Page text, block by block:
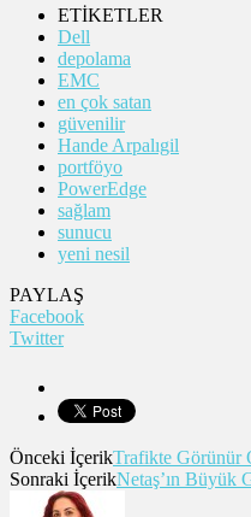
ETİKETLER
Dell
depolama
EMC
en çok satan
güvenilir
Hande Arpalıgil
portföyo
PowerEdge
sağlam
sunucu
yeni nesil
PAYLAŞ
Facebook
Twitter
Önceki İçerikTrafikte Görünür
Sonraki İçerikNetaş’ın Büyük